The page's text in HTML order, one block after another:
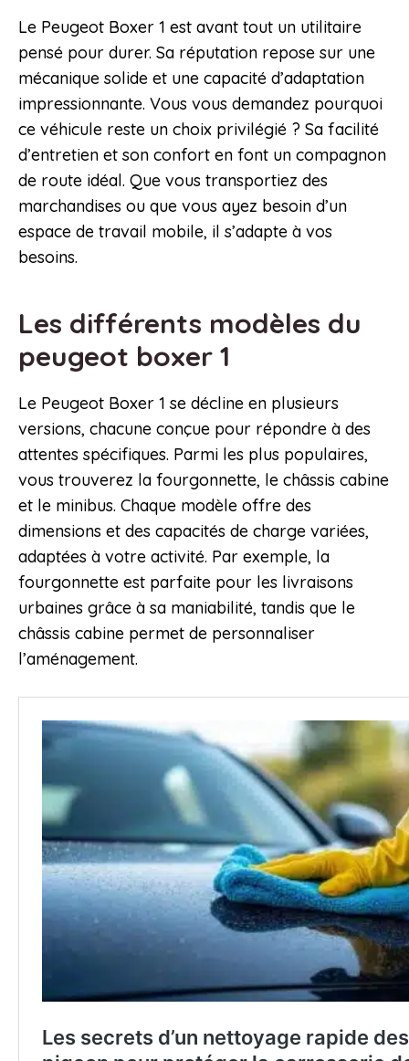
Le Peugeot Boxer 1 est avant tout un utilitaire
pensé pour durer. Sa réputation repose sur une
mécanique solide et une capacité d’adaptation
impressionnante. Vous vous demandez pourquoi
ce véhicule reste un choix privilégié ? Sa facilité
d’entretien et son confort en font un compagnon
de route idéal. Que vous transportiez des
marchandises ou que vous ayez besoin d’un
espace de travail mobile, il s’adapte à vos
besoins.
Les différents modèles du
peugeot boxer 1
Le Peugeot Boxer 1 se décline en plusieurs
versions, chacune conçue pour répondre à des
attentes spécifiques. Parmi les plus populaires,
vous trouverez la fourgonnette, le châssis cabine
et le minibus. Chaque modèle offre des
dimensions et des capacités de charge variées,
adaptées à votre activité. Par exemple, la
fourgonnette est parfaite pour les livraisons
urbaines grâce à sa maniabilité, tandis que le
châssis cabine permet de personnaliser
l’aménagement.